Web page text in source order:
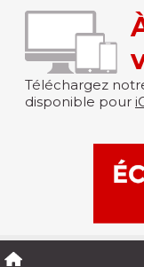
Téléchargez
disponible pour